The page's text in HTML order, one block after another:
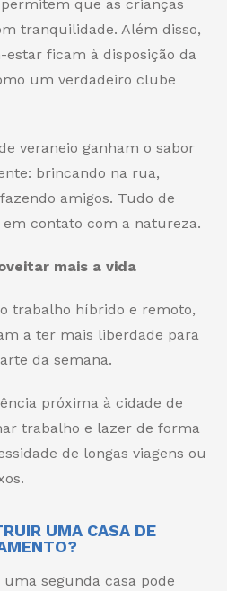
que as crianças
tranquilidade. Além disso,
ficam à disposição da
um verdadeiro clube
veraneio ganham o sabor
brincando na rua,
amigos. Tudo de
contato com a natureza.
mais a vida
trabalho híbrido e remoto,
a ter mais liberdade para
da semana.
próxima à cidade de
trabalho e lazer de forma
de longas viagens ou
UMA CASA DE
segunda casa pode